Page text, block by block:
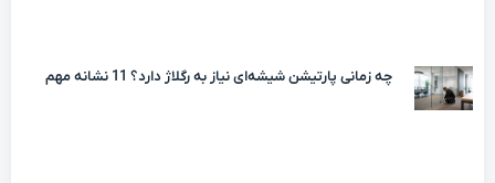
چه زمانی پارتیشن شیشه‌ای نیاز به رگلاژ دارد؟ 11 نشانه مهم